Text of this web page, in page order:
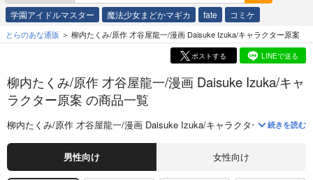
学園アイドルマスター 魔法少女まどかマギカ fate コミケ
とらのあな通販 柳内たくみ/原作 才谷屋龍一/漫画 Daisuke Izuka/キャラクター原案
ポストする LINEで送る
柳内たくみ/原作 才谷屋龍一/漫画 Daisuke Izuka/キャ
ラクター原案 の商品一覧
柳内たくみ/原作 才谷屋龍一/漫画 Daisuke Izuka/キャラクター原案に関
続きを読む
男性向け 女性向け